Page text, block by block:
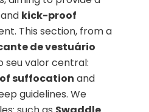
kick-proof
This section, from a
de vestuário
seu valor central:
suffocation and
guidelines. We